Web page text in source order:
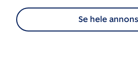
Energimerking:Se hele